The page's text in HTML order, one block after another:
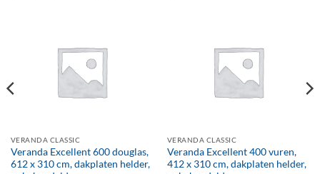
VERANDA CLASSIC
Veranda Excellent 600 douglas,
612 x 310 cm, dakplaten helder,
VERANDA CLASSIC
Veranda Excellent 400 vuren,
412 x 310 cm, dakplaten helder,